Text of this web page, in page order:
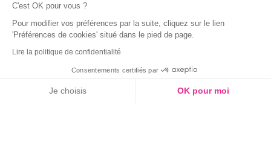
C'est OK pour vous ?
Pour modifier vos préférences par la suite, cliquez sur le lien
'Préférences de cookies' situé dans le pied de page.
Lire la politique de confidentialité
Consentements certifiés par
Je choisis OK pour moi